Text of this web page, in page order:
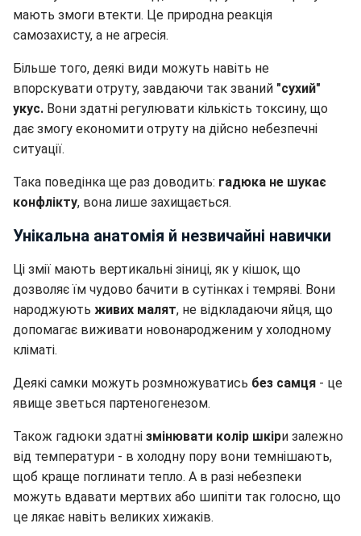
мають змоги втекти. Це природна реакція
самозахисту, а не агресія.
Більше того, деякі види можуть навіть не
впорскувати отруту, завдаючи так званий "сухий"
укус. Вони здатні регулювати кількість токсину, що
дає змогу економити отруту на дійсно небезпечні
ситуації.
Така поведінка ще раз доводить: гадюка не шукає
конфлікту, вона лише захищається.
Унікальна анатомія й незвичайні навички
Ці змії мають вертикальні зіниці, як у кішок, що
дозволяє їм чудово бачити в сутінках і темряві. Вони
народжують живих малят, не відкладаючи яйця, що
допомагає виживати новонародженим у холодному
кліматі.
Деякі самки можуть розмножуватись без самця - це
явище зветься партеногенезом.
Також гадюки здатні змінювати колір шкіри залежно
від температури - в холодну пору вони темнішають,
щоб краще поглинати тепло. А в разі небезпеки
можуть вдавати мертвих або шипіти так голосно, що
це лякає навіть великих хижаків.